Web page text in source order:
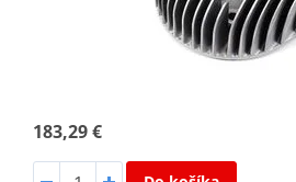
183,29 €